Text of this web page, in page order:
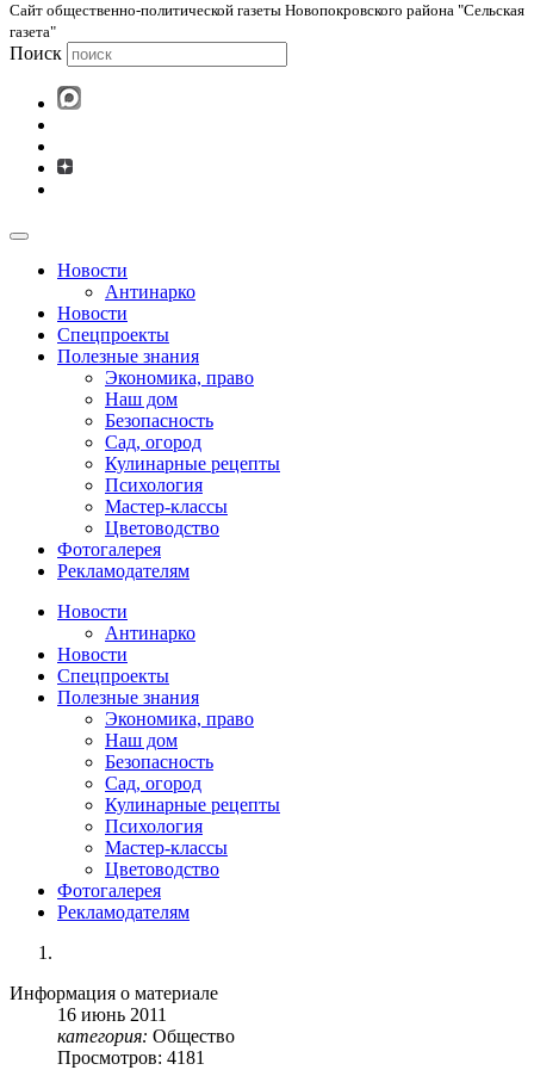
Cайт общественно-политической газеты Новопокровского района "Сельская
газета"
Поиск
Новости
Антинарко
Новости
Спецпроекты
Полезные знания
Экономика, право
Наш дом
Безопасность
Сад, огород
Кулинарные рецепты
Психология
Мастер-классы
Цветоводство
Фотогалерея
Рекламодателям
Новости
Антинарко
Новости
Спецпроекты
Полезные знания
Экономика, право
Наш дом
Безопасность
Сад, огород
Кулинарные рецепты
Психология
Мастер-классы
Цветоводство
Фотогалерея
Рекламодателям
Информация о материале
16 июнь 2011
категория: Общество
Просмотров: 4181